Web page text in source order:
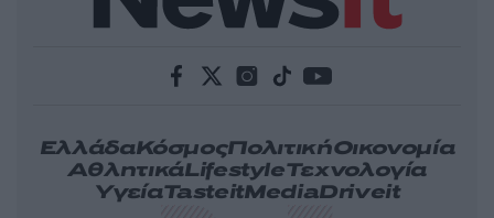
ΕλλάδαΚόσμοςΠολιτικήΟικονομία
ΑθλητικάLifestyleΤεχνολογία
ΥγείαTasteitMediaDriveit